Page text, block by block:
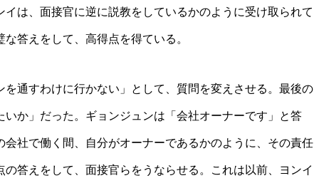
は、面接官に逆に説教をしているかのように受け取られて
答えをして、高得点を得ている。
通すわけに行かない」として、質問を変えさせる。最後の
か」だった。ギョンジュンは「会社オーナーです」と答
社で働く間、自分がオーナーであるかのように、その責任
答えをして、面接官らをうならせる。これは以前、ヨンイ